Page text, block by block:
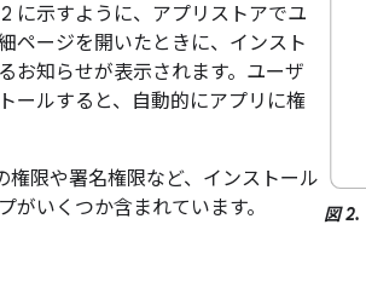
図 2.
に示すように、アプリストアでユ
ページを開いたときに、インスト
お知らせが表示されます。ユーザ
ールすると、自動的にアプリに権
権限や署名権限など、インストール
がいくつか含まれています。